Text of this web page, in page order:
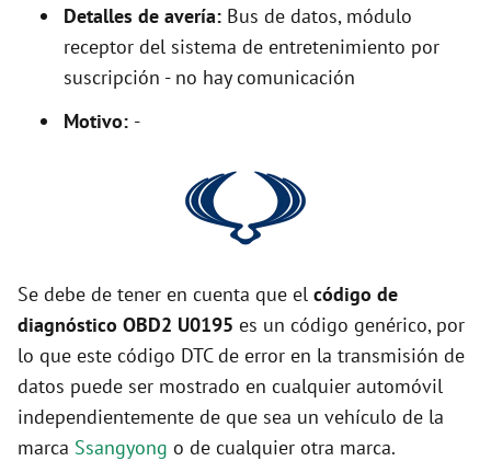
Detalles de avería: Bus de datos, módulo
receptor del sistema de entretenimiento por
suscripción - no hay comunicación
Motivo: -
Se debe de tener en cuenta que el código de
diagnóstico OBD2 U0195 es un código genérico, por
lo que este código DTC de error en la transmisión de
datos puede ser mostrado en cualquier automóvil
independientemente de que sea un vehículo de la
marca Ssangyong o de cualquier otra marca.